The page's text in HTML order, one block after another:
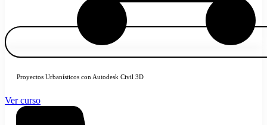
Proyectos Urbanísticos con Autodesk Civil 3D
Ver curso